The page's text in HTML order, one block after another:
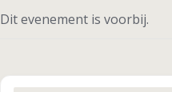
Dit evenement is voorbij.